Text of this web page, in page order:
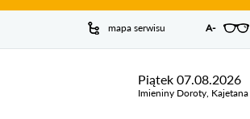
mapa serwisu A-
Piątek 07.08.2026
Imieniny Doroty,